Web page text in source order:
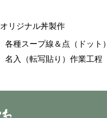
オリジナル丼製作
各種スープ線＆点（ドット）
名入（転写貼り）作業工程